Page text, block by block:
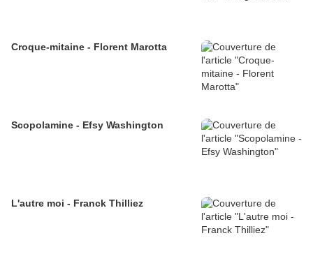
Croque-mitaine - Florent Marotta
Scopolamine - Efsy Washington
L'autre moi - Franck Thilliez